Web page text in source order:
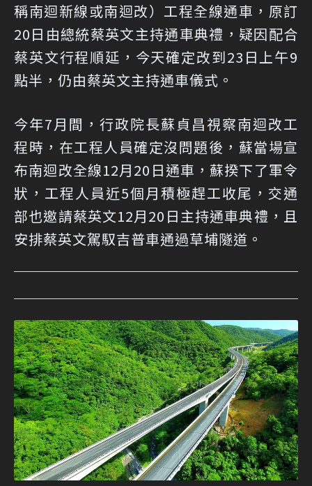
稱南迴新線或南迴改）工程全線通車，原訂
20日由總統蔡英文主持通車典禮，疑因配合
蔡英文行程順延，今天確定改到23日上午9
點半，仍由蔡英文主持通車儀式。
今年7月間，行政院長蘇貞昌視察南迴改工
程時，在工程人員確定沒問題後，蘇當場宣
布南迴改全線12月20日通車，蘇揆下了軍令
狀，工程人員近5個月積極趕工收尾，交通
部也邀請蔡英文12月20日主持通車典禮，且
安排蔡英文駕馭吉普車通過草埔隧道。